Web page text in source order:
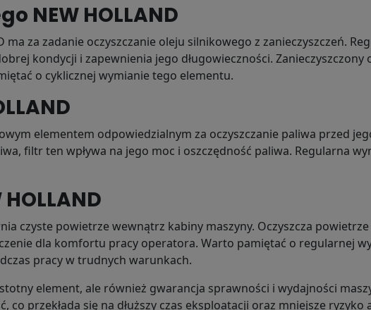
NEW HOLLAND
ma za zadanie oczyszczanie oleju silnikowego z zanieczyszczeń.
kondycji i zapewnienia jego długowieczności.
o cyklicznej wymianie tego elementu.
elementem odpowiedzialnym za oczyszczanie paliwa przed
filtr ten wpływa na jego moc i oszczędność paliwa. Regularna
czyste powietrze wewnątrz kabiny maszyny. Oczyszcza
dla komfortu pracy operatora. Warto pamiętać o regularnej
pracy w trudnych warunkach.
element, ale również gwarancja sprawności i wydajności
co przekłada się na dłuższy czas eksploatacji oraz mniejsze